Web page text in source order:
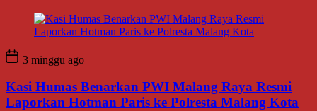
3 minggu ago
Kasi Humas Benarkan PWI Malang Raya Resmi
Laporkan Hotman Paris ke Polresta Malang Kota